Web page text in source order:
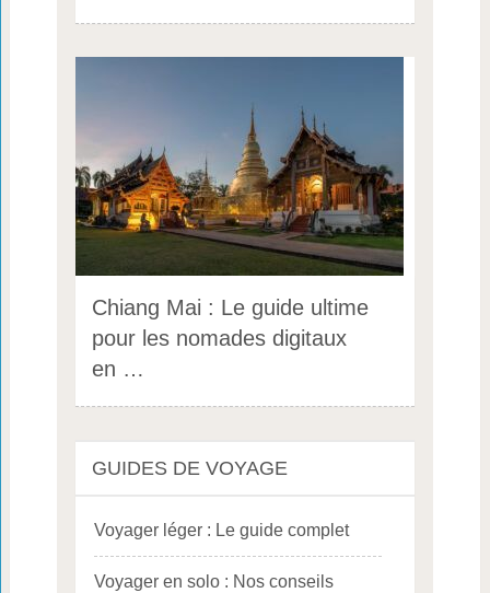
Chiang Mai : Le guide ultime
pour les nomades digitaux
en …
GUIDES DE VOYAGE
Voyager léger : Le guide complet
Voyager en solo : Nos conseils